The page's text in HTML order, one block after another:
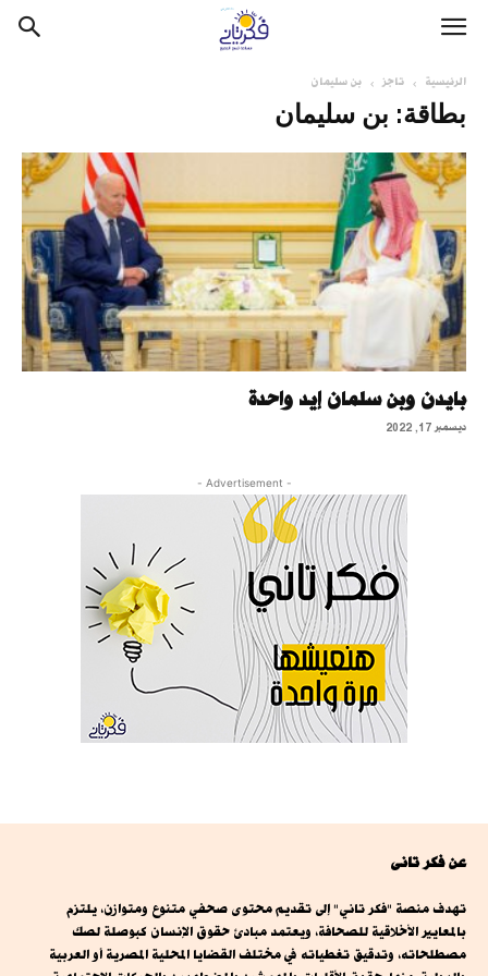
الرئيسية تاجز بن سليمان
بطاقة: بن سليمان
بايدن وبن سلمان إيد واحدة
ديسمبر 17, 2022
- Advertisement -
عن فكر تانى
تهدف منصة "فكر تاني" إلى تقديم محتوى صحفي متنوع ومتوازن، يلتزم
بالمعايير الأخلاقية للصحافة، ويعتمد مبادئ حقوق الإنسان كبوصلة لصك
مصطلحاته، وتدقيق تغطياته في مختلف القضايا المحلية المصرية أو العربية